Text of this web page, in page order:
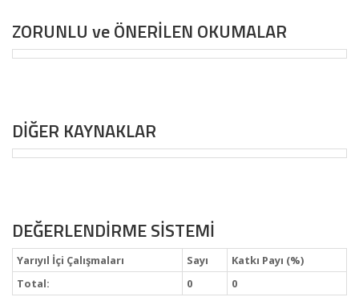
ZORUNLU ve ÖNERİLEN OKUMALAR
DİĞER KAYNAKLAR
DEĞERLENDİRME SİSTEMİ
Yarıyıl İçi Çalışmaları Sayı
Katkı Payı (%)
Total:
0 0